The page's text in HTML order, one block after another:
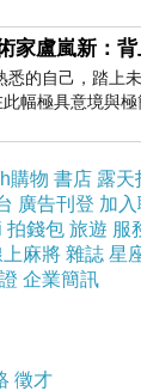
悉的自己，踏上
此幅極具意境與
灰綠粗糙背景，
購物 書店 露天
廣告刊登 加入
拍錢包 旅遊 服
上麻將 雜誌 星
企業簡訊
徵才